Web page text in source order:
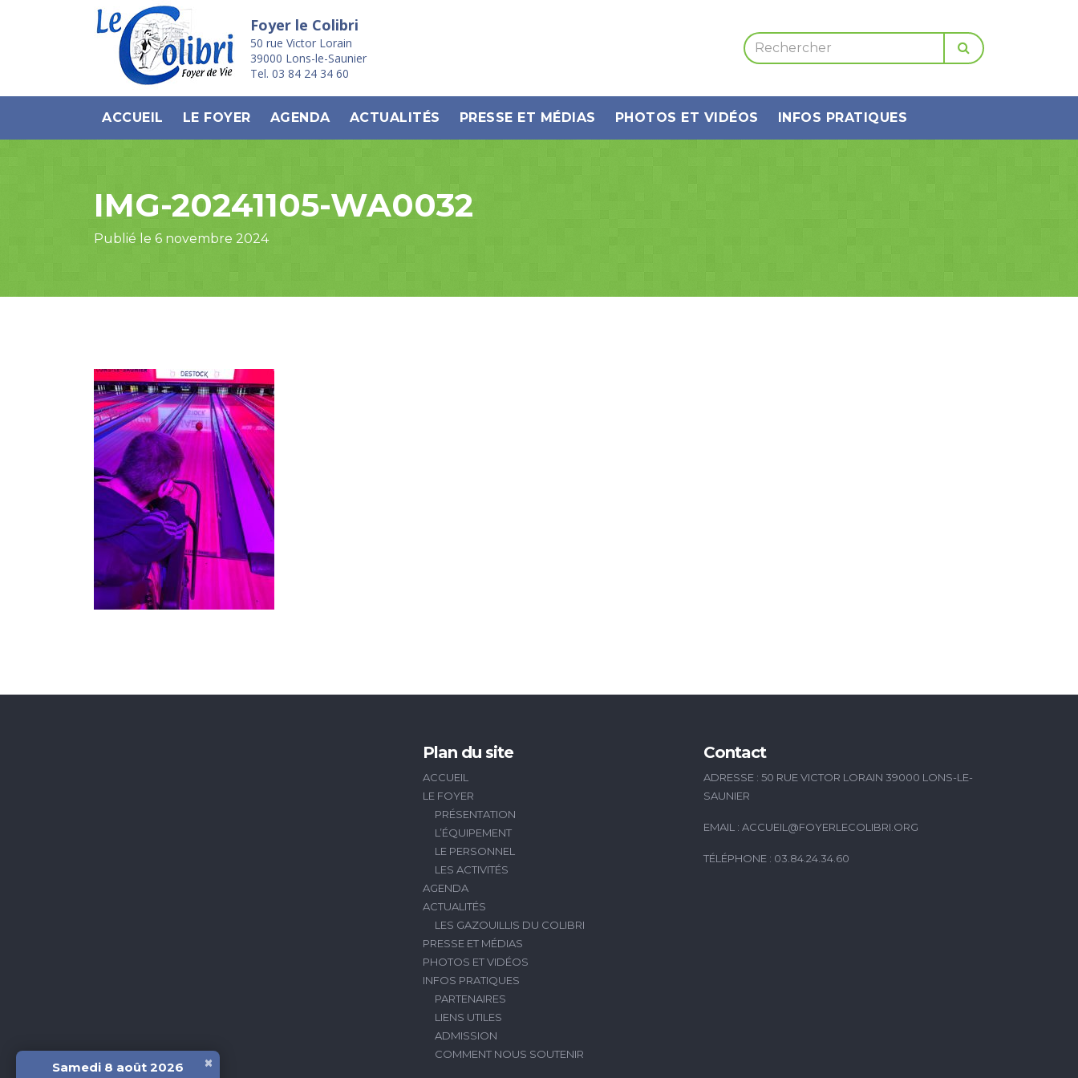
Foyer le Colibri
50 rue Victor Lorain
39000 Lons-le-Saunier
Tel. 03 84 24 34 60
ACCUEIL LE FOYER AGENDA ACTUALITÉS PRESSE ET MÉDIAS PHOTOS ET VIDÉOS INFOS PRATIQUES
IMG-20241105-WA0032
Publié le 6 novembre 2024
Plan du site
ACCUEIL
LE FOYER
PRÉSENTATION
L’ÉQUIPEMENT
LE PERSONNEL
LES ACTIVITÉS
AGENDA
ACTUALITÉS
LES GAZOUILLIS DU COLIBRI
PRESSE ET MÉDIAS
PHOTOS ET VIDÉOS
INFOS PRATIQUES
PARTENAIRES
LIENS UTILES
ADMISSION
COMMENT NOUS SOUTENIR
Contact
ADRESSE : 50 RUE VICTOR LORAIN 39000 LONS-LE-
SAUNIER
EMAIL : ACCUEIL@FOYERLECOLIBRI.ORG
TÉLÉPHONE : 03.84.24.34.60
Samedi 8 août 2026 ×